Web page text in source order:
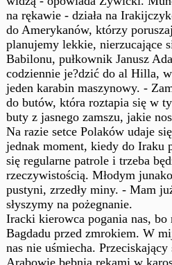
na rękawie - działa na
do Amerykanów, którzy
planujemy lekkie, nierzucające
Babilonu, pułkownik Janusz
codziennie je?dzić do al Hilla,
jeden karabin maszynowy. -
do butów, która roztapia się w
buty z jasnego zamszu, jakie
Na razie setce Polaków udaje
jednak moment, kiedy do Iraku
się regularne patrole i trzeba
rzeczywistością. Młodym
pustyni, zrzedły miny. - Mam
słyszymy na pożegnanie.
Iracki kierowca pogania nas,
Bagdadu przed zmrokiem. W
nas nie uśmiecha.
Arabowie bębnią rękami w